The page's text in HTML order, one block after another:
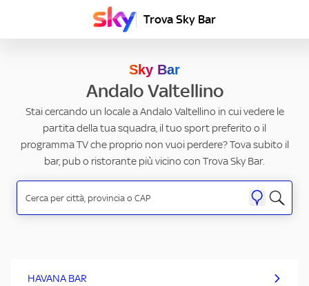
Trova Sky Bar
Sky Bar
Andalo Valtellino
Stai cercando un locale a Andalo Valtellino in cui vedere le
partita della tua squadra, il tuo sport preferito o il
programma TV che proprio non vuoi perdere? Tova subito il
bar, pub o ristorante più vicino con Trova Sky Bar.
HAVANA BAR